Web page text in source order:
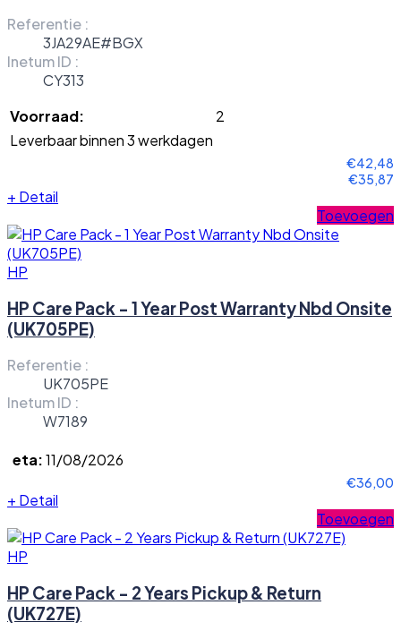
Referentie :
3JA29AE#BGX
Inetum ID :
CY313
Voorraad:
2
Leverbaar binnen 3 werkdagen
€42,48
€35,87
+ Detail
Toevoegen
HP
HP Care Pack - 1 Year Post Warranty Nbd Onsite
(UK705PE)
Referentie :
UK705PE
Inetum ID :
W7189
eta:11/08/2026
€36,00
+ Detail
Toevoegen
HP
HP Care Pack - 2 Years Pickup & Return
(UK727E)